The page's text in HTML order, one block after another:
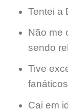
Tentei a
Não me
sendo
Tive
Cai em